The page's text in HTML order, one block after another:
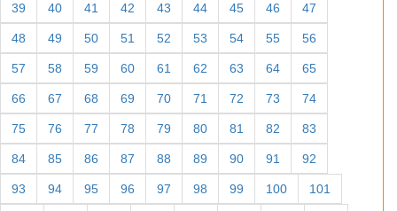
39 40 41 42 43 44 45 46 47
48 49 50 51 52 53 54 55 56
57 58 59 60 61 62 63 64 65
66 67 68 69 70 71 72 73 74
75 76 77 78 79 80 81 82 83
84 85 86 87 88 89 90 91 92
93 94 95 96 97 98 99 100 101